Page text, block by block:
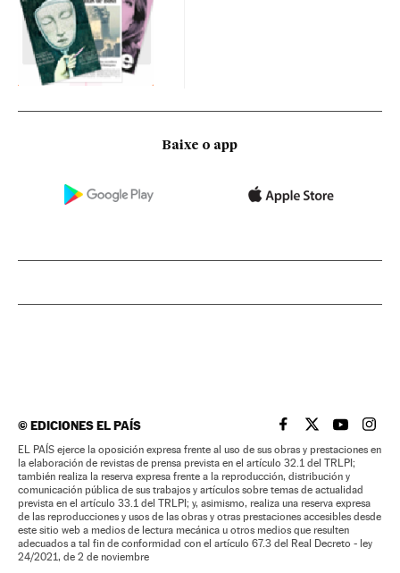
Baixe o app
©EDICIONES EL PAÍS EL PAÍS BRASIL EN
EL PAÍSEL PAÍS
EL
EL PAÍS ejerce la oposición expresa frente al uso de sus obras y prestaciones en
la elaboración de revistas de prensa prevista en el artículo 32.1 del TRLPI;
también realiza la reserva expresa frente a la reproducción, distribución y
comunicación pública de sus trabajos y artículos sobre temas de actualidad
prevista en el artículo 33.1 del TRLPI; y, asimismo, realiza una reserva expresa
de las reproducciones y usos de las obras y otras prestaciones accesibles desde
este sitio web a medios de lectura mecánica u otros medios que resulten
adecuados a tal fin de conformidad con el artículo 67.3 del Real Decreto - ley
24/2021, de 2 de noviembre